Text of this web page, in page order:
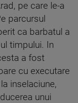
pe care le-a
parcursul
ca barbatul a
timpului. In
a fost
cu executare
inselaciune,
unui